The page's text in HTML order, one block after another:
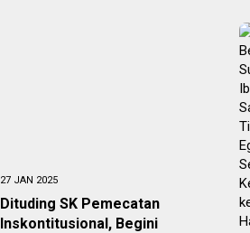
27 JAN 2025
Dituding SK Pemecatan
Inskontitusional, Begini